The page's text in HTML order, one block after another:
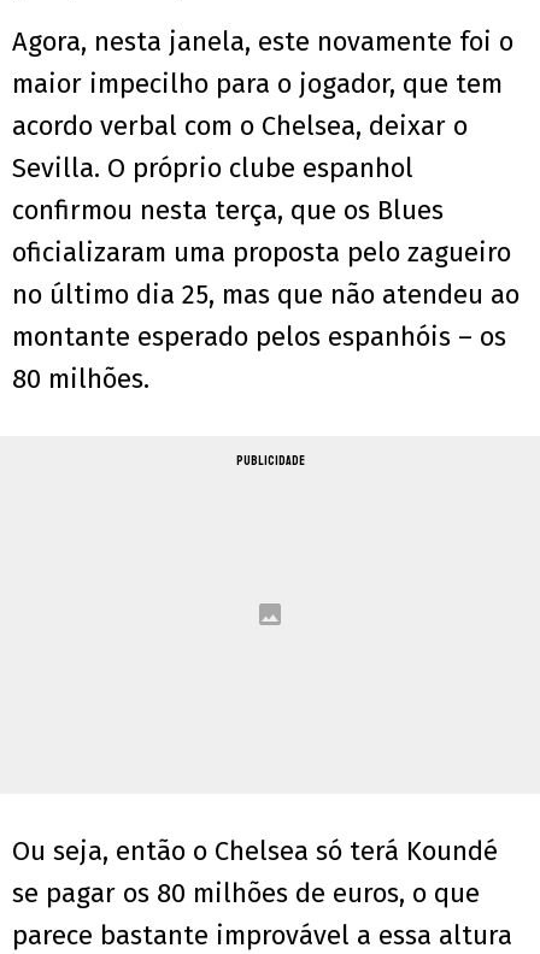
Agora, nesta janela, este novamente foi o
maior impecilho para o jogador, que tem
acordo verbal com o Chelsea, deixar o
Sevilla. O próprio clube espanhol
confirmou nesta terça, que os Blues
oficializaram uma proposta pelo zagueiro
no último dia 25, mas que não atendeu ao
montante esperado pelos espanhóis – os
80 milhões.
PUBLICIDADE
Ou seja, então o Chelsea só terá Koundé
se pagar os 80 milhões de euros, o que
parece bastante improvável a essa altura